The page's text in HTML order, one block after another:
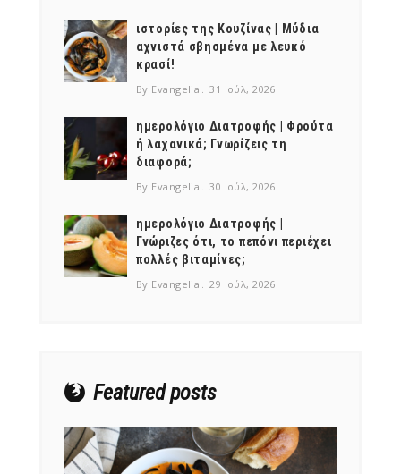
ιστορίες της Κουζίνας | Μύδια
αχνιστά σβησμένα με λευκό
κρασί!
By Evangelia 31 Ιούλ, 2026
ημερολόγιο Διατροφής | Φρούτα
ή λαχανικά; Γνωρίζεις τη
διαφορά;
By Evangelia 30 Ιούλ, 2026
ημερολόγιο Διατροφής |
Γνώριζες ότι, το πεπόνι περιέχει
πολλές βιταμίνες;
By Evangelia 29 Ιούλ, 2026
Featured posts